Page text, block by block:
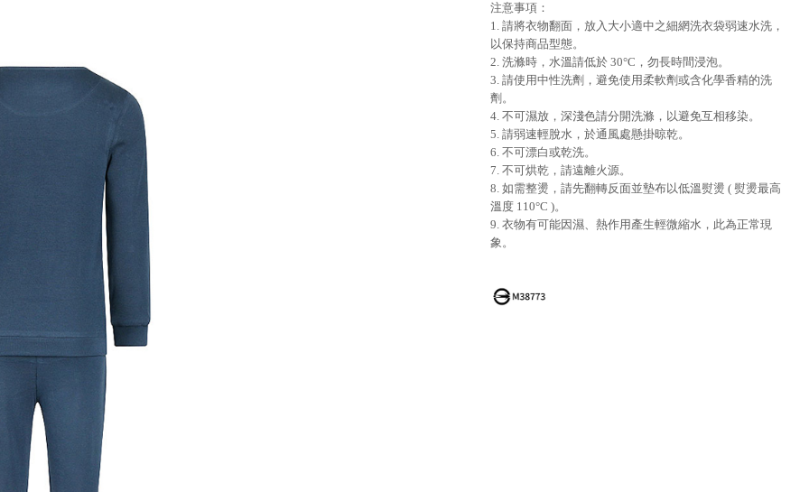
注意事項：
1. 請將衣物翻面，放入大小適中之細網洗衣袋弱速水洗，
以保持商品型態。
2. 洗滌時，水溫請低於 30°C，勿長時間浸泡。
3. 請使用中性洗劑，避免使用柔軟劑或含化學香精的洗
劑。
4. 不可濕放，深淺色請分開洗滌，以避免互相移染。
5. 請弱速輕脫水，於通風處懸掛晾乾。
6. 不可漂白或乾洗。
7. 不可烘乾，請遠離火源。
8. 如需整燙，請先翻轉反面並墊布以低溫熨燙 ( 熨燙最高
溫度 110°C )。
9. 衣物有可能因濕、熱作用產生輕微縮水，此為正常現
象。